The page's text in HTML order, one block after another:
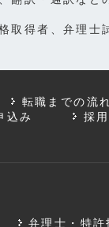
取得者、弁理
転職までの流
込み
採
弁理士・特